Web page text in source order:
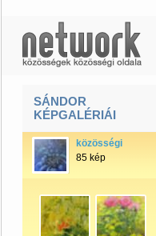
SÁNDOR
KÉPGALÉRIÁI
közösségi
85 kép